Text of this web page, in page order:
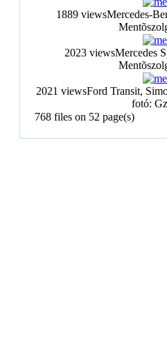
1889 viewsMercedes-
2023 viewsMercedes
2021 viewsFord Transit,
fotó:
768 files on 52 page(s)